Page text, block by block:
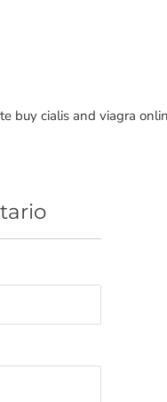
buy cialis and viagra